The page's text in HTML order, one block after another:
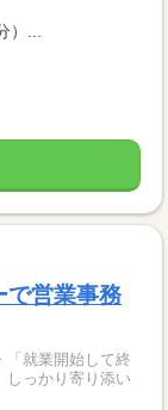
...
で営業事務
「就業開始して終
っかり寄り添い